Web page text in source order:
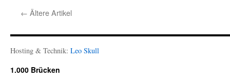
← Ältere Artikel
Hosting & Technik: Leo Skull
1.000 Brücken